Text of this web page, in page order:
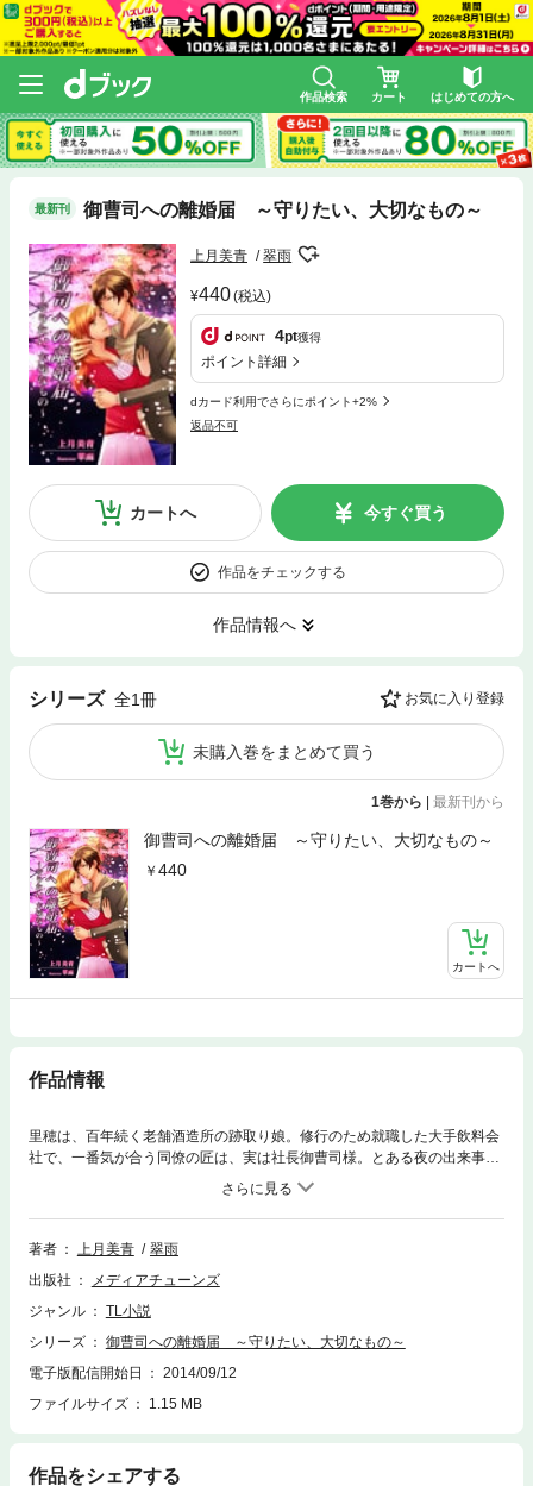
作品検索 カート はじめての方へ
最新刊 御曹司への離婚届 ～守りたい、大切なもの～
上月美青 翠雨
440(税込)
4pt獲得
ポイント詳細
dカード利用でさらにポイント+2%
返品不可
カートへ 今すぐ買う
作品をチェックする
作品情報へ
シリーズ 全1冊 お気に入り登録
未購入巻をまとめて買う
1巻から 最新刊から
御曹司への離婚届 ～守りたい、大切なもの～
440
カートへ
作品情報
里穂は、百年続く老舗酒造所の跡取り娘。修行のため就職した大手飲料会
社で、一番気が合う同僚の匠は、実は社長御曹司様。とある夜の出来事か
ら、彼と密かに結婚することに！その結婚生活も長く続かず、一年後、里
穂は家業を手伝うため離婚届を残し実家に戻る。幸せを犠牲にしても守り
たかったのは伝統の酒。けれど五年後、一大経営危機に陥った。頼れるの
はもう彼だけ！悩んだ末、里穂はとうとう東京へ赴いた。今や副社長とな
著者 上月美青
翠雨
出版社
メディアチューンズ
ジャンル
TL小説
シリーズ
御曹司への離婚届 ～守りたい、大切なもの～
電子版配信開始日
2014/09/12
ファイルサイズ
1.15 MB
作品をシェアする